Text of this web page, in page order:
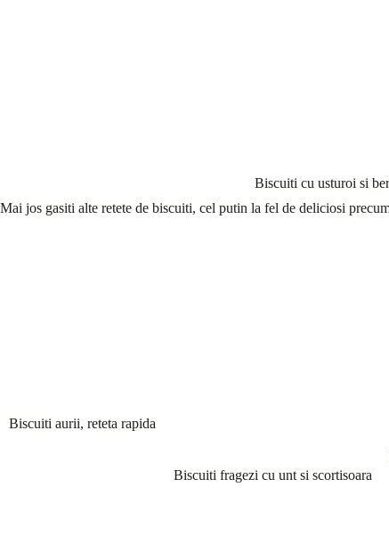
Biscuiti cu usturoi si
Mai jos gasiti alte retete de biscuiti, cel putin la fel de deliciosi
Biscuiti aurii, reteta rapida
Biscuiti fragezi cu unt si scortisoara